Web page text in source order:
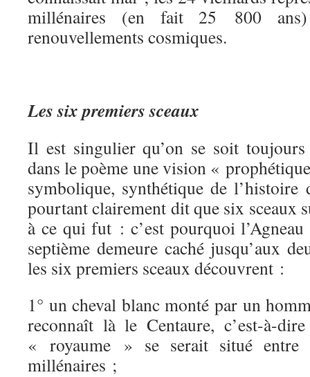
millénaires (en fait 25 800
renouvellements cosmiques.
Les six premiers sceaux
Il est singulier qu’on se soit
dans le poème une vision «
symbolique, synthétique de
pourtant clairement dit que six sceaux
à ce qui fut : c’est pourquoi
septième demeure caché jusqu’aux
les six premiers sceaux découvrent :
1° un cheval blanc monté par un
reconnaît là le Centaure, c’est-à-
« royaume » se serait situé
millénaires ;